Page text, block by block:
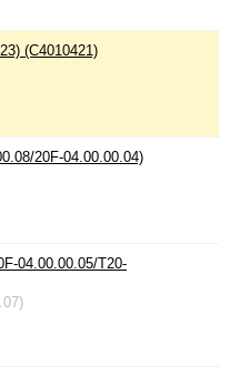
(C4010421)
20F-04.00.00.04)
04.00.00.05/T20-